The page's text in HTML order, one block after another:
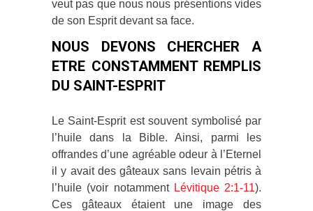
veut pas que nous nous présentions vides
de son Esprit devant sa face.
NOUS DEVONS CHERCHER A
ETRE CONSTAMMENT REMPLIS
DU SAINT-ESPRIT
Le Saint-Esprit est souvent symbolisé par
l’huile dans la Bible. Ainsi, parmi les
offrandes d’une agréable odeur à l’Eternel
il y avait des gâteaux sans levain pétris à
l’huile (voir notamment Lévitique 2:1-11).
Ces gâteaux étaient une image des